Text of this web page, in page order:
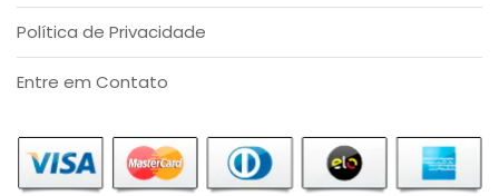
Política de Privacidade
Entre em Contato